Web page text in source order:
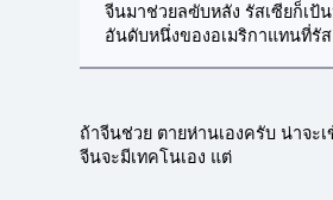
จีนมาช่วยลฃับหลัง รัสเซียก็เ
อันดับหนึ่งของอเมริกาแทนที่รั
ถ้าจีนช่วย ตายห่านเองครับ น่าจะ
จีนจะมีเทคโนเอง แต่